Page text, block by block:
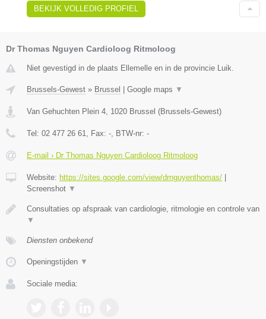
BEKIJK VOLLEDIG PROFIEL
Dr Thomas Nguyen Cardioloog Ritmoloog
Niet gevestigd in de plaats Ellemelle en in de provincie Luik.
Brussels-Gewest » Brussel | Google maps ▼
Van Gehuchten Plein 4 1020 Brussel (Brussels-Gewest)
Tel: 02 477 26 61 , Fax: - , BTW-nr: -
E-mail › Dr Thomas Nguyen Cardioloog Ritmoloog
Website: https://sites.google.com/view/drnguyenthomas/ |
Screenshot ▼
Consultaties op afspraak van cardiologie, ritmologie en controle van
▼
Diensten onbekend
Openingstijden ▼
Sociale media: